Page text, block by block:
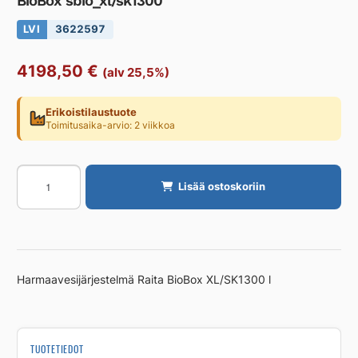
LVI 3622597
4198,50 € (alv 25,5%)
Erikoistilaustuote
Toimitusaika-arvio: 2 viikkoa
Harmaavesijärjestelmä
ENVIRONMENT
sbio_xl/sk1300
Lisää ostoskoriin
Harmaavesijärjestelmä Raita BioBox XL/SK1300 l
TUOTETIEDOT